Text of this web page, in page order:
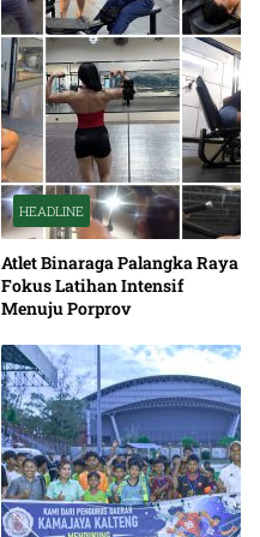
HEADLINE
Atlet Binaraga Palangka Raya
Fokus Latihan Intensif
Menuju Porprov